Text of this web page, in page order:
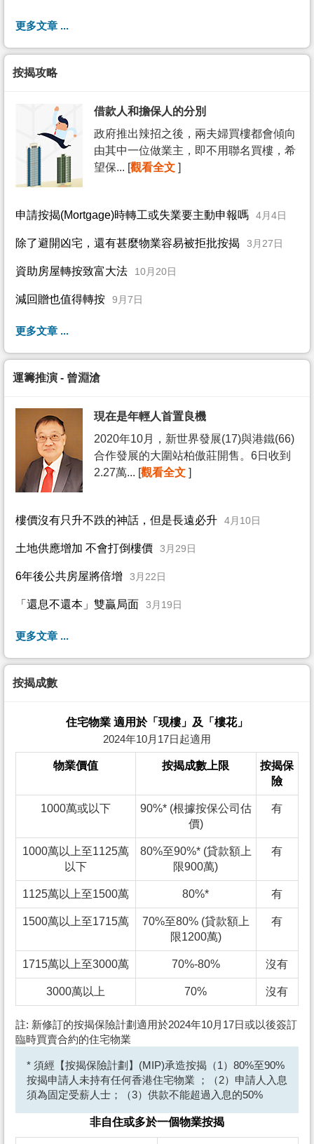
更多文章 ...
按揭攻略
借款人和擔保人的分別
政府推出辣招之後，兩夫婦買樓都會傾向
由其中一位做業主，即不用聯名買樓，希
望保... [觀看全文 ]
申請按揭(Mortgage)時轉工或失業要主動申報嗎 4月4日
除了避開凶宅，還有甚麼物業容易被拒批按揭 3月27日
資助房屋轉按致富大法 10月20日
減回贈也值得轉按 9月7日
更多文章 ...
運籌推演 - 曾淵滄
現在是年輕人首置良機
2020年10月，新世界發展(17)與港鐵(66)
合作發展的大圍站柏傲莊開售。6日收到
2.27萬... [觀看全文 ]
樓價沒有只升不跌的神話，但是長遠必升 4月10日
土地供應增加 不會打倒樓價 3月29日
6年後公共房屋將倍增 3月22日
「還息不還本」雙贏局面 3月19日
更多文章 ...
按揭成數
住宅物業 適用於「現樓」及「樓花」
2024年10月17日起適用
物業價值 按揭成數上限
按揭保
險
1000萬或以下
90%* (根據按保公司估
價)
有
1000萬以上至1125萬
以下
80%至90%* (貸款額上
限900萬)
有
1125萬以上至1500萬 80%* 有
1500萬以上至1715萬
70%至80% (貸款額上
限1200萬)
有
1715萬以上至3000萬 70%-80% 沒有
3000萬以上 70% 沒有
註: 新修訂的按揭保險計劃適用於2024年10月17日或以後簽訂
臨時買賣合約的住宅物業
* 須經【按揭保險計劃】(MIP)承造按揭（1）80%至90%
按揭申請人未持有任何香港住宅物業 ；（2）申請人入息
須為固定受薪人士；（3）供款不能超過入息的50%
非自住或多於一個物業按揭